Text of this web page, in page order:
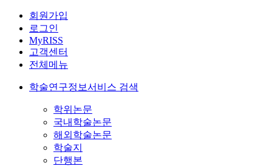
회원가입
로그인
MyRISS
고객센터
전체메뉴
학술연구정보서비스 검색
학위논문
국내학술논문
해외학술논문
학술지
단행본